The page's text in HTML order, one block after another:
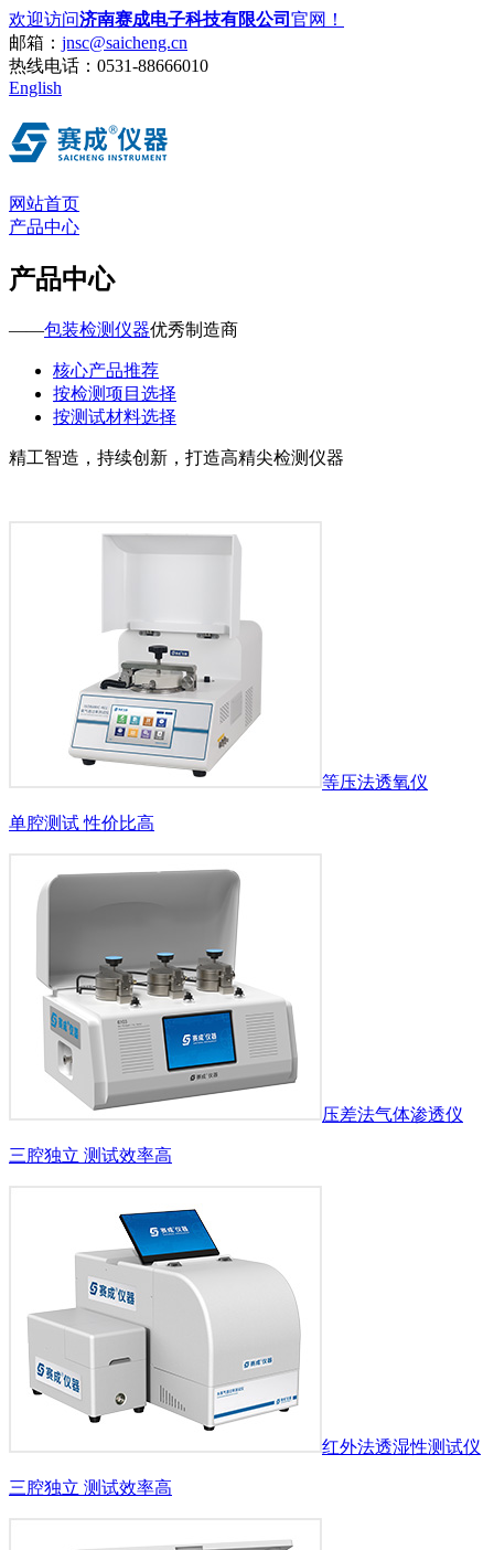
欢迎访问济南赛成电子科技有限公司 官网！
邮箱： jnsc@saicheng.cn
热线电话： 0531-88666010
English
网站首页
产品中心
产品中心
——包装检测仪器优秀制造商
核心产品推荐
按检测项目选择
按测试材料选择
精工智造，持续创新，打造高精尖检测仪器
等压法透氧仪
单腔测试 性价比高
压差法气体渗透仪
三腔独立 测试效率高
红外法透湿性测试仪
三腔独立 测试效率高